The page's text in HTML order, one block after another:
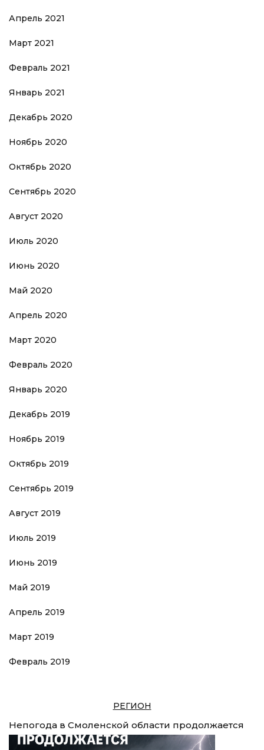
Апрель 2021
Март 2021
Февраль 2021
Январь 2021
Декабрь 2020
Ноябрь 2020
Октябрь 2020
Сентябрь 2020
Август 2020
Июль 2020
Июнь 2020
Май 2020
Апрель 2020
Март 2020
Февраль 2020
Январь 2020
Декабрь 2019
Ноябрь 2019
Октябрь 2019
Сентябрь 2019
Август 2019
Июль 2019
Июнь 2019
Май 2019
Апрель 2019
Март 2019
Февраль 2019
РЕГИОН
Непогода в Смоленской области продолжается